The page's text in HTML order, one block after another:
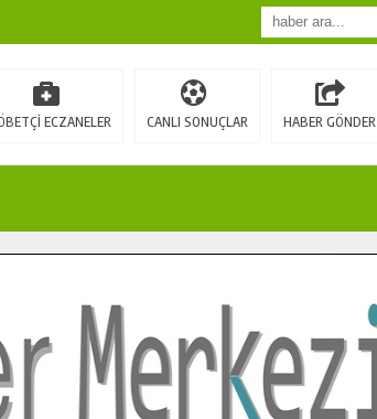
ECZANELER CANLI SONUÇLAR HABER GÖNDER